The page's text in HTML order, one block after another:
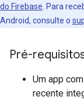
do Firebase . Para
Android, consulte o
Pré-
Um app
recente